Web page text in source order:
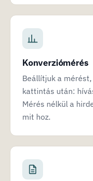
Konverziómérés
Beállítjuk a
kattintás után:
Mérés nélkül a
mit hoz.